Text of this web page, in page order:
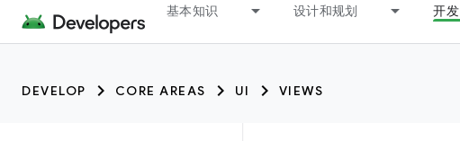
基本知识 设计和规划 开发
DEVELOP CORE AREAS UI VIEWS